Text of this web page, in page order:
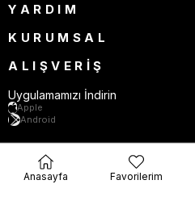
YARDIM
KURUMSAL
ALIŞVERİŞ
Uygulamamızı İndirin
Apple
Android
Anasayfa Favorilerim